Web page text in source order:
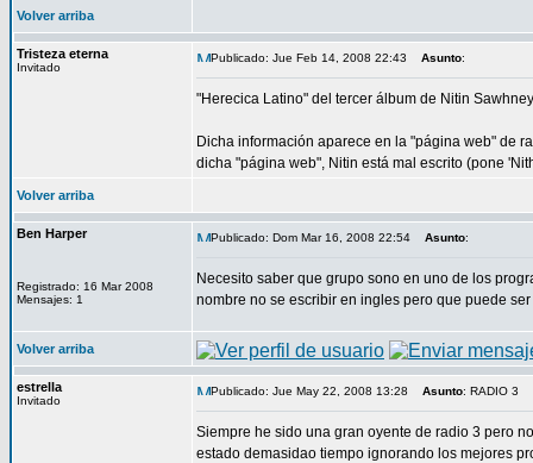
Volver arriba
Tristeza eterna
Invitado
Publicado: Jue Feb 14, 2008 22:43 Asunto:
"Herecica Latino" del tercer álbum de Nitin
Dicha información aparece en la "página web" de
dicha "página web", Nitin está mal escrito (pone
Volver arriba
Ben Harper
Registrado: 16 Mar 2008
Mensajes: 1
Publicado: Dom Mar 16, 2008 22:54 Asunto:
Necesito saber que grupo sono en uno de los
nombre no se escribir en ingles pero que puede
Volver arriba
estrella
Invitado
Publicado: Jue May 22, 2008 13:28 Asunto: RADIO 3
Siempre he sido una gran oyente de radio 3 pero
estado demasidao tiempo ignorando los mejores